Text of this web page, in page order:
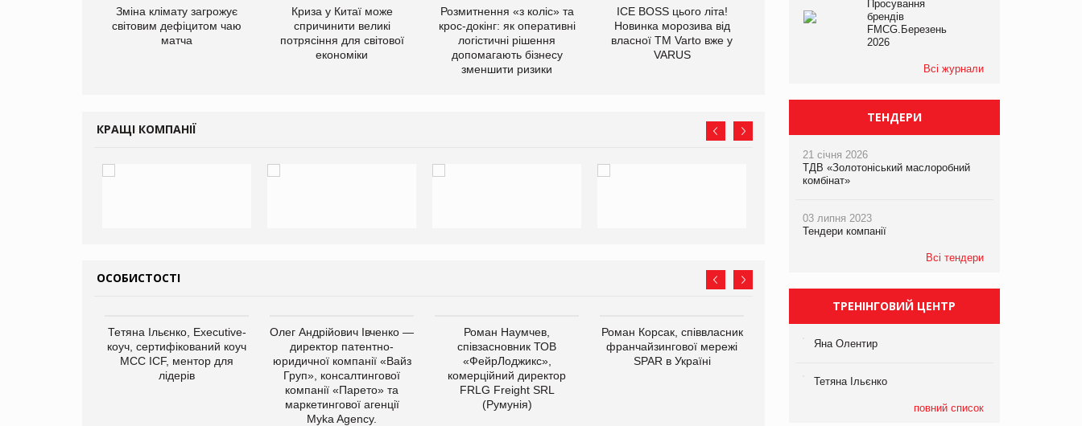
Зміна клімату загрожує
світовим дефіцитом чаю
матча
Криза у Китаї може
спричинити великі
потрясіння для світової
економіки
Розмитнення «з коліс» та
крос-докінг: як оперативні
логістичні рішення
допомагають бізнесу
зменшити ризики
ICE BOSS цього літа!
Новинка морозива від
власної ТМ Varto вже у
VARUS
EVA.UA запустила
кампанію «Хто б знав» про
асортимент, якого покупці
збиток у першому півріччі
КРАЩІ КОМПАНІЇ
ОСОБИСТОСТІ
Тетяна Ільєнко, Executive-
коуч, сертифікований коуч
МСС ICF, ментор для
лідерів
Олег Андрійович Івченко —
директор патентно-
юридичної компанії «Вайз
Груп», консалтингової
компанії «Парето» та
маркетингової агенції
Myka Agency.
Роман Наумчев,
співзасновник ТОВ
«ФейрЛоджикс»,
комерційний директор
FRLG Freight SRL
(Румунія)
Роман Корсак, співвласник
франчайзингової мережі
SPAR в Україні
Файно маркет Директор
виробництва
Просування
брендів
FMCG.Березень
2026
Всі журнали
ТЕНДЕРИ
21 січня 2026
ТДВ «Золотоніський маслоробний
комбінат»
03 липня 2023
Тендери компанії
Всі тендери
ТРЕНІНГОВИЙ ЦЕНТР
Яна Олентир
Тетяна Ільєнко
повний список